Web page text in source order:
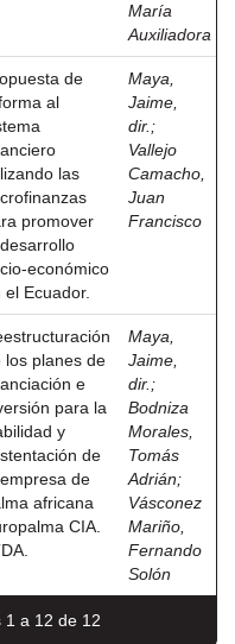
María
Auxiliadora
de
al
las
promover
económico
el Ecuador.
Maya,
Jaime,
dir. ;
Vallejo
Camacho,
Juan
Francisco
los planes de
e
para la
y
de
de
africana
CIA.
Maya,
Jaime,
dir. ;
Bodniza
Morales,
Tomás
Adrián;
Vásconez
Mariño,
Fernando
Solón
1 a 12 de 12